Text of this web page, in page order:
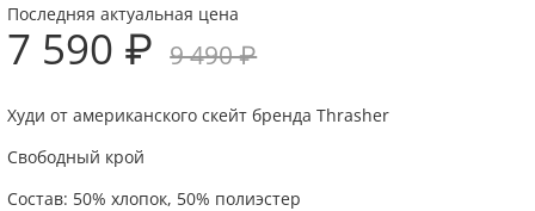
Последняя актуальная цена
7 590 ₽ 9 490 ₽
Худи от американского скейт бренда Thrasher
Свободный крой
Состав: 50% хлопок, 50% полиэстер